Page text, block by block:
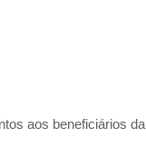
aos beneficiários da